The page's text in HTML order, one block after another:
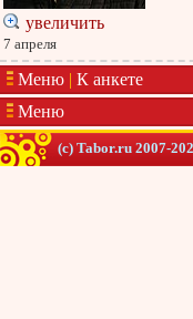
увеличить
7 апреля
Меню | К анкете
Меню
(c) Tabor.ru 2007-